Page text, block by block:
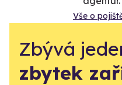
Vše o
Zbývá
zbytek